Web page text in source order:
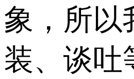
象，所以
装、谈吐